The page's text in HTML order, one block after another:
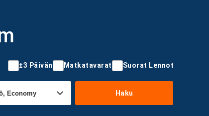
±3 Päivän Matkatavarat Suorat Lennot
Haku